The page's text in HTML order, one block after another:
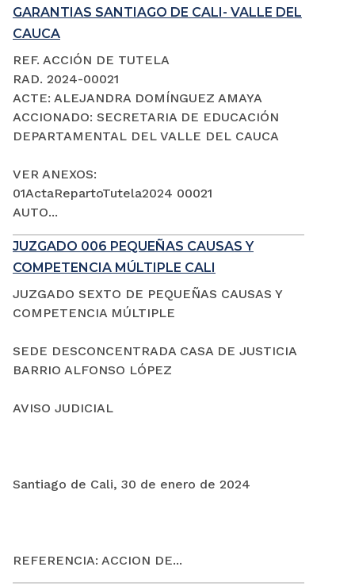
GARANTIAS SANTIAGO DE CALI- VALLE DEL
CAUCA
REF. ACCIÓN DE TUTELA
RAD. 2024-00021
ACTE: ALEJANDRA DOMÍNGUEZ AMAYA
ACCIONADO: SECRETARIA DE EDUCACIÓN
DEPARTAMENTAL DEL VALLE DEL CAUCA
VER ANEXOS:
01ActaRepartoTutela2024 00021
AUTO...
JUZGADO 006 PEQUEÑAS CAUSAS Y
COMPETENCIA MÚLTIPLE CALI
JUZGADO SEXTO DE PEQUEÑAS CAUSAS Y
COMPETENCIA MÚLTIPLE
SEDE DESCONCENTRADA CASA DE JUSTICIA
BARRIO ALFONSO LÓPEZ
AVISO JUDICIAL
Santiago de Cali, 30 de enero de 2024
REFERENCIA: ACCION DE...